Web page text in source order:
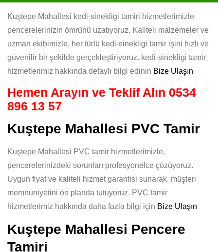
Kuştepe Mahallesi kedi-sinekligi tamiri hizmetlerimizle
pencerelerinizin ömrünü uzatıyoruz. Kaliteli malzemeler ve
uzman ekibimizle, her türlü kedi-sinekligi tamir işini hızlı ve
güvenilir bir şekilde gerçekleştiriyoruz. kedi-sinekligi tamir
hizmetlerimiz hakkında detaylı bilgi edinin Bize Ulaşın
Hemen Arayın ve Teklif Alın 0534
896 13 57
Kuştepe Mahallesi PVC Tamir
Kuştepe Mahallesi PVC tamir hizmetlerimizle,
pencerelerinizdeki sorunları profesyonelce çözüyoruz.
Uygun fiyat ve kaliteli hizmet garantisi sunarak, müşteri
memnuniyetini ön planda tutuyoruz. PVC tamir
hizmetlerimiz hakkında daha fazla bilgi için Bize Ulaşın
Kuştepe Mahallesi Pencere
Tamiri